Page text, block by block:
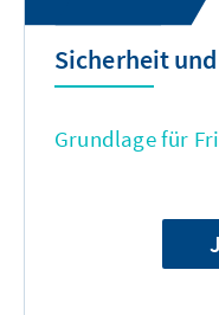
Sicherheit
Grundlage für